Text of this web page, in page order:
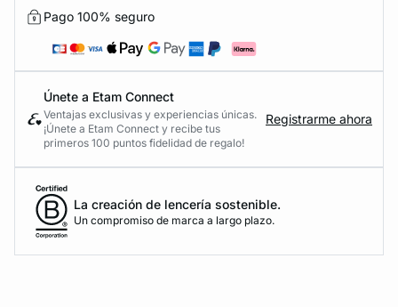
Pago 100% seguro
Únete a Etam Connect
Ventajas exclusivas y experiencias únicas.
¡Únete a Etam Connect y recibe tus
primeros 100 puntos fidelidad de regalo!
Registrarme ahora
La creación de lencería sostenible.
Un compromiso de marca a largo plazo.